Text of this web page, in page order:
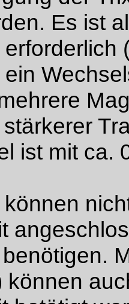
Es ist
ist mit ca.
können